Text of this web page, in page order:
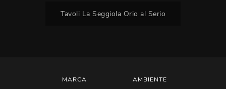
Tavoli La Seggiola Orio al Serio
MARCA AMBIENTE